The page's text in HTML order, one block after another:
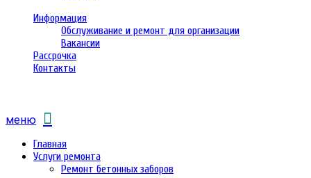
Информация
Обслуживание и ремонт для организации
Вакансии
Рассрочка
Контакты
меню
Главная
Услуги ремонта
Ремонт бетонных заборов